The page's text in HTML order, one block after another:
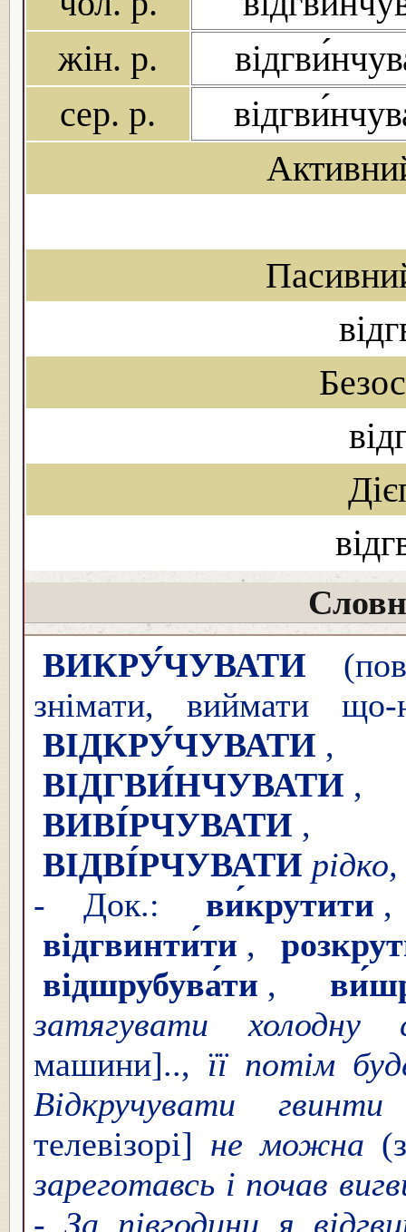
жін. р.
сер. р.
ВИКРУ́ЧУВАТИ
знімати, виймати що-
ВІДКРУ́ЧУВАТИ
ВІДГВИ́НЧУВАТИ
ВИВІ́РЧУВАТИ ,
ВІДВІ́РЧУВАТИ рідко,
- Док.:
ви́крутити
відгвинти́ти ,
відшрубува́ти ,
затягувати холодну
машини].., її потім
Відкручувати
телевізорі] не можна
зареготавсь і почав
- За півгодини я